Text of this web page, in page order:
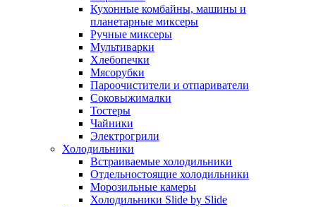
Кухонные комбайны, машины и
планетарные миксеры
Ручные миксеры
Мультиварки
Хлебопечки
Мясорубки
Пароочистители и отпариватели
Соковыжималки
Тостеры
Чайники
Электрогрили
Холодильники
Встраиваемые холодильники
Отдельностоящие холодильники
Морозильные камеры
Холодильники Slide by Slide